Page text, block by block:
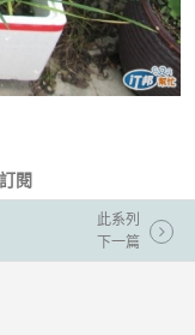
訂閱
此系列
下一篇